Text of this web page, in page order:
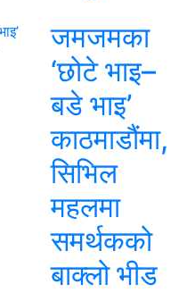
जमजमका
‘छोटे भाइ–
बडे भाइ’
काठमाडौंमा,
सिभिल
महलमा
समर्थकको
बाक्लो भीड